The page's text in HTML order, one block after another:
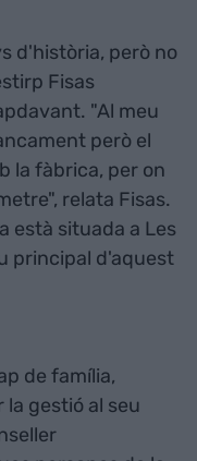
d'història, però no
Fisas
"Al meu
però el
la fàbrica, per on
relata Fisas.
està situada a Les
principal d'aquest
de família,
la gestió al seu